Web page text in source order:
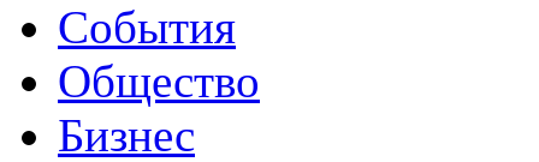
События
Общество
Бизнес